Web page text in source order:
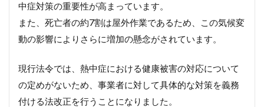
中症対策の重要性が高まっています。
また、死亡者の約7割は屋外作業であるため、この気候変
動の影響によりさらに増加の懸念がされています。
現行法令では、熱中症における健康被害の対応について
の定めがないため、事業者に対して具体的な対策を義務
付ける法改正を行うことになりました。